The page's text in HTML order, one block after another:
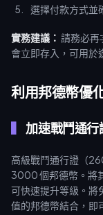
選擇付款方式並
實務建議： 請務必再
會立即存入，可用於
利用邦德幣優
加速戰鬥通行
高級戰鬥通行證（
3000 個邦德幣。將
可快速提升等級。
值的邦德幣結合，即